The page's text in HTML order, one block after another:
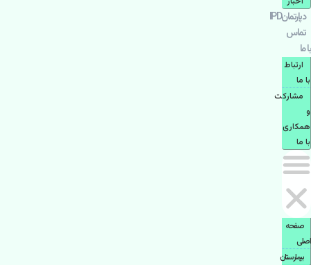
دپارتمانIPD
تماس
با ما
ارتباط
با ما
مشاركت
و
همكاری
با ما
صفحه
اصلی
بيمارستان